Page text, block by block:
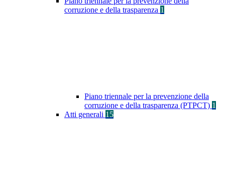
corruzione e della trasparenza 1
Piano triennale per la prevenzione della
corruzione e della trasparenza (PTPCT) 1
Atti generali 15